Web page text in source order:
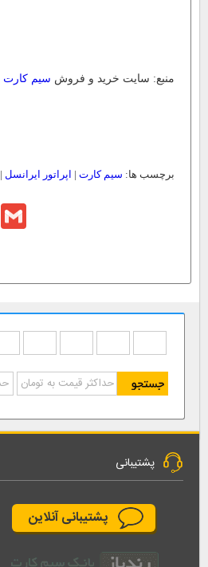
منبع: سایت خرید و فروش سیم کارت
برچسب ها: سیم کارت | اپراتور ایرانسل |
Gmail
پشتیبانی
پشتیبانی آنلاین